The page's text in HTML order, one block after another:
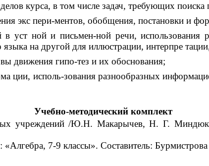
курса, в том числе задач, требующих
экс пери-ментов, обобщения, постановки и
уст ной и письмен-ной речи, использования
на другой для иллюстрации, интерпре
движения гипо-тез и их обоснования;
ции, исполь-зования разнообразных
Учебно-методический комплект
учреждений /Ю.Н. Макарычев, Н. Г.
7-9 классы». Составитель: